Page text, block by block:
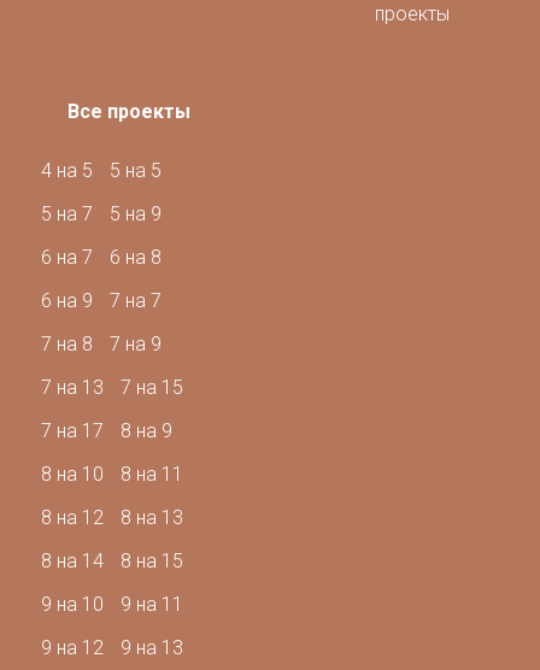
проекты
Все проекты
4 на 5
5 на 5
5 на 7
5 на 9
6 на 7
6 на 8
6 на 9
7 на 7
7 на 8
7 на 9
7 на 13
7 на 15
7 на 17
8 на 9
8 на 10
8 на 11
8 на 12
8 на 13
8 на 14
8 на 15
9 на 10
9 на 11
9 на 12
9 на 13